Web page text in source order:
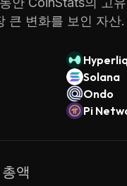
advertisers who
payments and
it’s no wonder
become one of the
for
큰 변화를 보인 자산.
Solana
Ondo
Pi
액